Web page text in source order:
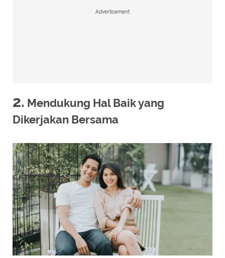
Advertisement
2. Mendukung Hal Baik yang
Dikerjakan Bersama